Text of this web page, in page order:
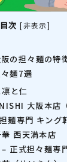
目次 [非表示]
の担々麺の特
麺7選
と仁
大阪本店
麺専門 キング
西天満本店
正式担々麺専